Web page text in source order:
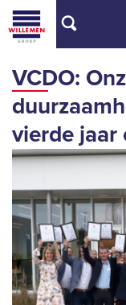
VCDO:
vierde jaar